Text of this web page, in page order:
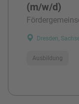
(m/w/d)
Dresden,
Ausbildung